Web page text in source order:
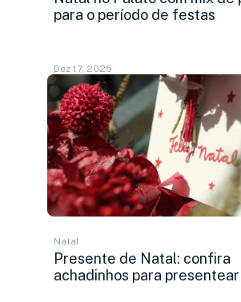
para o período de festas
Dez 17, 2025
Natal
Presente de Natal: confira
achadinhos para presentear